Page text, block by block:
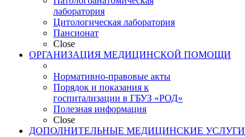
лаборатория
Цитологическая лаборатория
Пансионат
Close
ОРГАНИЗАЦИЯ МЕДИЦИНСКОЙ ПОМОЩИ
Нормативно-правовые акты
Порядок и показания к
госпитализации в ГБУЗ «РОД»
Полезная информация
Close
ДОПОЛНИТЕЛЬНЫЕ МЕДИЦИНСКИЕ УСЛУГИ